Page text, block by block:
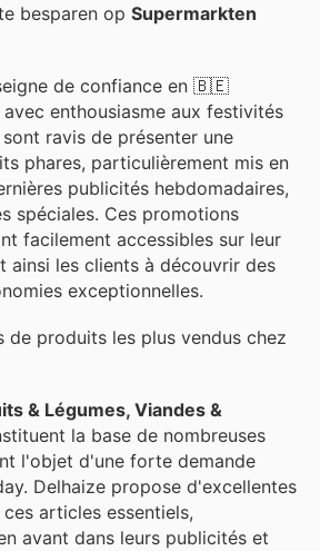
besparen op Supermarkten
de confiance en 🇧🇪
enthousiasme aux festivités
ravis de présenter une
phares, particulièrement mis en
publicités hebdomadaires,
spéciales. Ces promotions
facilement accessibles sur leur
ainsi les clients à découvrir des
exceptionnelles.
de produits les plus vendus chez
& Légumes, Viandes &
la base de nombreuses
l'objet d'une forte demande
Delhaize propose d'excellentes
ces articles essentiels,
avant dans leurs publicités et